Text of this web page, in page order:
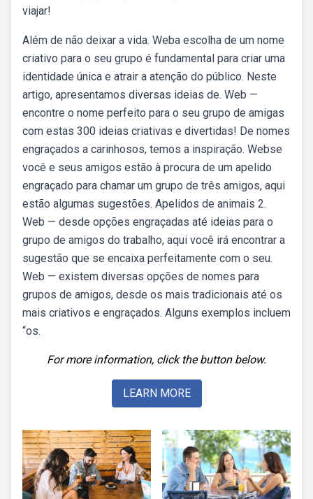
viajar!
Além de não deixar a vida. Weba escolha de um nome
criativo para o seu grupo é fundamental para criar uma
identidade única e atrair a atenção do público. Neste
artigo, apresentamos diversas ideias de. Web —
encontre o nome perfeito para o seu grupo de amigas
com estas 300 ideias criativas e divertidas! De nomes
engraçados a carinhosos, temos a inspiração. Webse
você e seus amigos estão à procura de um apelido
engraçado para chamar um grupo de três amigos, aqui
estão algumas sugestões. Apelidos de animais 2.
Web — desde opções engraçadas até ideias para o
grupo de amigos do trabalho, aqui você irá encontrar a
sugestão que se encaixa perfeitamente com o seu.
Web — existem diversas opções de nomes para
grupos de amigos, desde os mais tradicionais até os
mais criativos e engraçados. Alguns exemplos incluem
“os.
For more information, click the button below.
LEARN MORE